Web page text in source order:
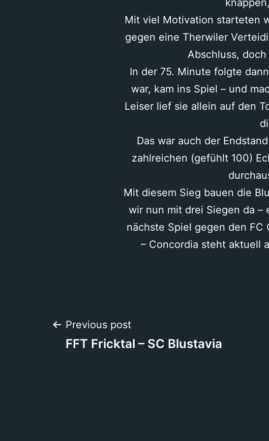
Mit viel Motivation starteten
gegen eine Therwiler
Abschluss,
In der 75. Minute folgte
war, kam ins Spiel – und
Leiser lief sie allein auf den
Das war auch der
zahlreichen (gefühlt 100)
Mit diesem Sieg bauen die
wir nun mit drei Siegen da –
nächste Spiel gegen den
– Concordia steht aktuell
Beitragsnavigation
Previous post
FFT Fricktal – SC Blustavia